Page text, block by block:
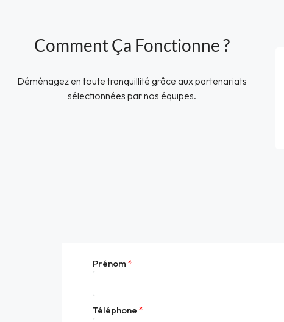
Comment Ça Fonctionne ?
Déménagez en toute tranquillité grâce aux partenariats
sélectionnées par nos équipes.
Prénom
Téléphone